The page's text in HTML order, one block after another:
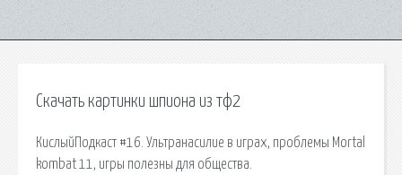
Скачать картинки шпиона из тф2
КислыйПодкаст #16. Ультранасилие в играх, проблемы Mortal
kombat 11, игры полезны для общества.